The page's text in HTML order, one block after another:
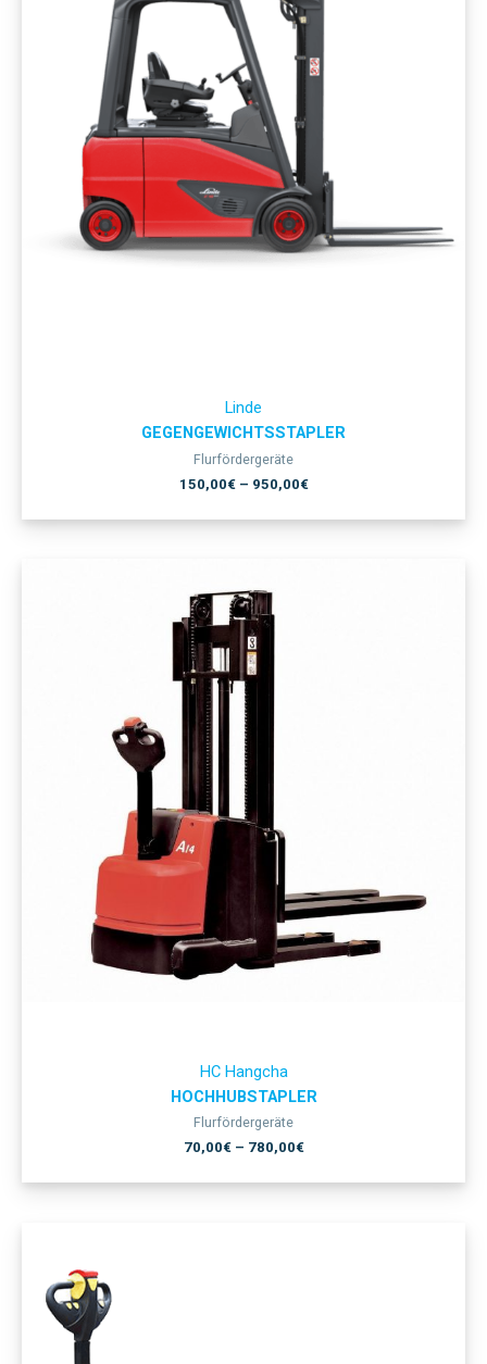
Linde
GEGENGEWICHTSSTAPLER
Flurfördergeräte
150,00€– 950,00€
HC Hangcha
HOCHHUBSTAPLER
Flurfördergeräte
70,00€– 780,00€